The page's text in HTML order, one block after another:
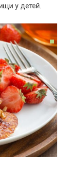
у детей.